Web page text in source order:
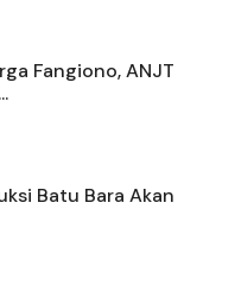
Fangiono, ANJT
Batu Bara Akan